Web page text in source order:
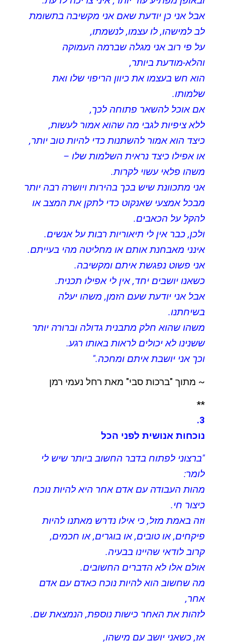
אבל אני כן יודעת שאם אני מקשיבה בתשומת
לב למישהו, לו עצמו, לנשמתו,
על פי רוב אני מגלה שברמה העמוקה
והלא-מודעת ביותר,
הוא חש בעצמו את כיוון הריפוי שלו ואת
שלמותו.
אם אוכל להשאר פתוחה לכך,
ללא ציפיות לגבי מה שהוא אמור לעשות,
כיצד הוא אמור להשתנות כדי להיות טוב יותר,
או אפילו כיצד נראית השלמות שלו –
משהו פלאי עשוי לקרות.
אני מתכוונת שיש בכך בהירות ויושרה רבה יותר
מבכל אמצעי שאנקוט כדי לתקן את המצב או
להקל על הכאבים.
ולכן, כבר אין לי תיאוריות רבות על אנשים.
אינני מאבחנת אותם או מחליטה מהי בעייתם.
אני פשוט נפגשת איתם ומקשיבה.
כשאנו יושבים יחד, אין לי אפילו תכנית.
אבל אני יודעת שעם הזמן, משהו יעלה
בשיחתנו.
משהו שהוא חלק מתבנית גדולה וברורה יותר
ששנינו לא יכולים לראות באותו רגע.
וכך אני יושבת איתם ומחכה."
~ מתוך "ברכות סבי" מאת רחל נעמי רמן
**
3.
נוכחות אנושית לפני הכל
"ברצוני לפתוח בדבר החשוב ביותר שיש לי
לומר:
מהות העבודה עם אדם אחר היא להיות נוכח
כיצור חי.
וזה באמת מזל, כי אילו נדרש מאתנו להיות
פיקחים, או טובים, או בוגרים, או חכמים,
קרוב לודאי שהיינו בבעיה.
אולם אלו לא הדברים החשובים.
מה שחשוב הוא להיות נוכח כאדם עם אדם
אחר,
לזהות את האחר כישות נוספת, הנמצאת שם.
אז, כשאני יושב עם מישהו,